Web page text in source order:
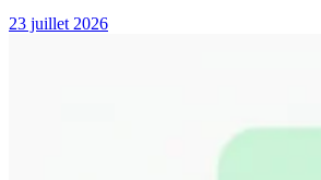
23 juillet 2026